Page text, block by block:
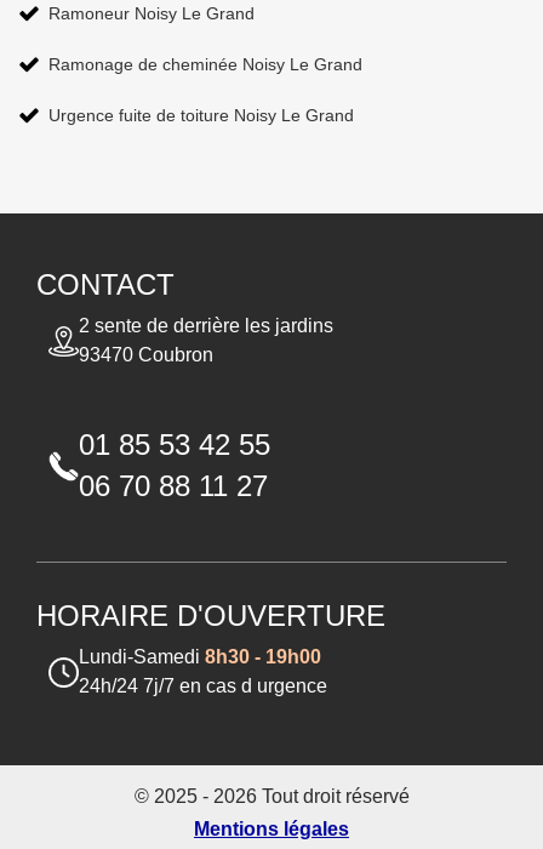
Ramoneur Noisy Le Grand
Ramonage de cheminée Noisy Le Grand
Urgence fuite de toiture Noisy Le Grand
CONTACT
2 sente de derrière les jardins
93470 Coubron
01 85 53 42 55
06 70 88 11 27
HORAIRE D'OUVERTURE
Lundi-Samedi 8h30 - 19h00
24h/24 7j/7 en cas d urgence
© 2025 - 2026 Tout droit réservé
Mentions légales